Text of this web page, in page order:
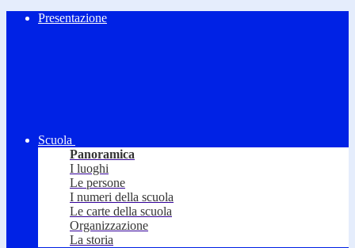
Presentazione
Scuola
Panoramica
I luoghi
Le persone
I numeri della scuola
Le carte della scuola
Organizzazione
La storia